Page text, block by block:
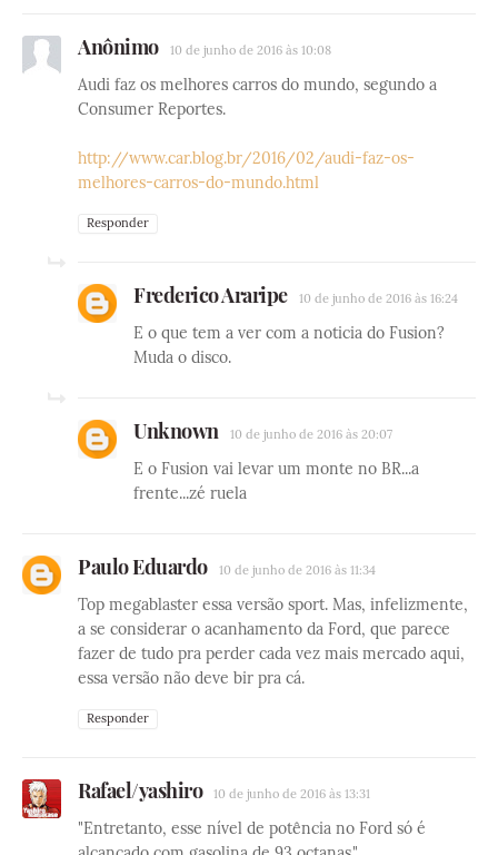
Anônimo 10 de junho de 2016 às 10:08
Audi faz os melhores carros do mundo, segundo a
Consumer Reportes.
http://www.car.blog.br/2016/02/audi-faz-os-
melhores-carros-do-mundo.html
Responder
Frederico Araripe 10 de junho de 2016 às 16:24
E o que tem a ver com a noticia do Fusion?
Muda o disco.
Unknown 10 de junho de 2016 às 20:07
E o Fusion vai levar um monte no BR...a
frente...zé ruela
Paulo Eduardo 10 de junho de 2016 às 11:34
Top megablaster essa versão sport. Mas, infelizmente,
a se considerar o acanhamento da Ford, que parece
fazer de tudo pra perder cada vez mais mercado aqui,
essa versão não deve bir pra cá.
Responder
Rafael/yashiro 10 de junho de 2016 às 13:31
"Entretanto, esse nível de potência no Ford só é